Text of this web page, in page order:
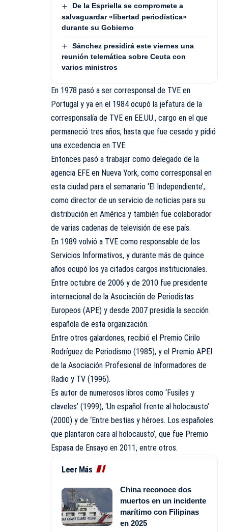
De la Espriella se compromete a
salvaguardar «libertad periodística»
durante su Gobierno
Sánchez presidirá este viernes una
reunión telemática sobre Ceuta con
varios ministros
En 1978 pasó a ser corresponsal de TVE en
Portugal y ya en el 1984 ocupó la jefatura de la
corresponsalía de TVE en EE.UU., cargo en el que
permaneció tres años, hasta que fue cesado y pidió
una excedencia en TVE.
Entonces pasó a trabajar como delegado de la
agencia EFE en Nueva York, como corresponsal en
esta ciudad para el semanario ‘El Independiente’,
como director de un servicio de noticias para su
distribución en América y también fue colaborador
de varias cadenas de televisión de ese país.
En 1989 volvió a TVE como responsable de los
Servicios Informativos, y durante más de quince
años ocupó los ya citados cargos institucionales.
Entre octubre de 2006 y de 2010 fue presidente
internacional de la Asociación de Periodistas
Europeos (APE) y desde 2007 presidía la sección
española de esta organización.
Entre otros galardones, recibió el Premio Cirilo
Rodríguez de Periodismo (1985), y el Premio APEI
de la Asociación Profesional de Informadores de
Radio y TV (1996).
Es autor de numerosos libros como ‘Fusiles y
claveles’ (1999), ‘Un español frente al holocausto’
(2000) y de ‘Entre bestias y héroes. Los españoles
que plantaron cara al holocausto’, que fue Premio
Espasa de Ensayo en 2011, entre otros.
Leer Más
China reconoce dos
muertos en un incidente
marítimo con Filipinas
en 2025